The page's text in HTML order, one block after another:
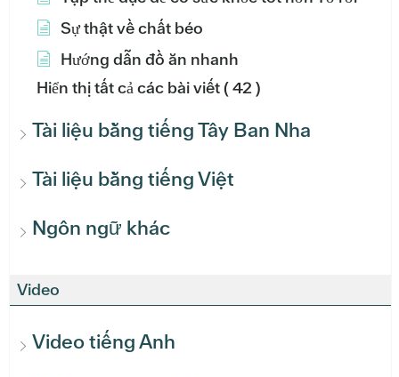
Sự thật về chất béo
Hướng dẫn đồ ăn nhanh
Hiển thị tất cả các bài viết( 42 )
Tài liệu bằng tiếng Tây Ban Nha
Tài liệu bằng tiếng Việt
Ngôn ngữ khác
Video
Video tiếng Anh